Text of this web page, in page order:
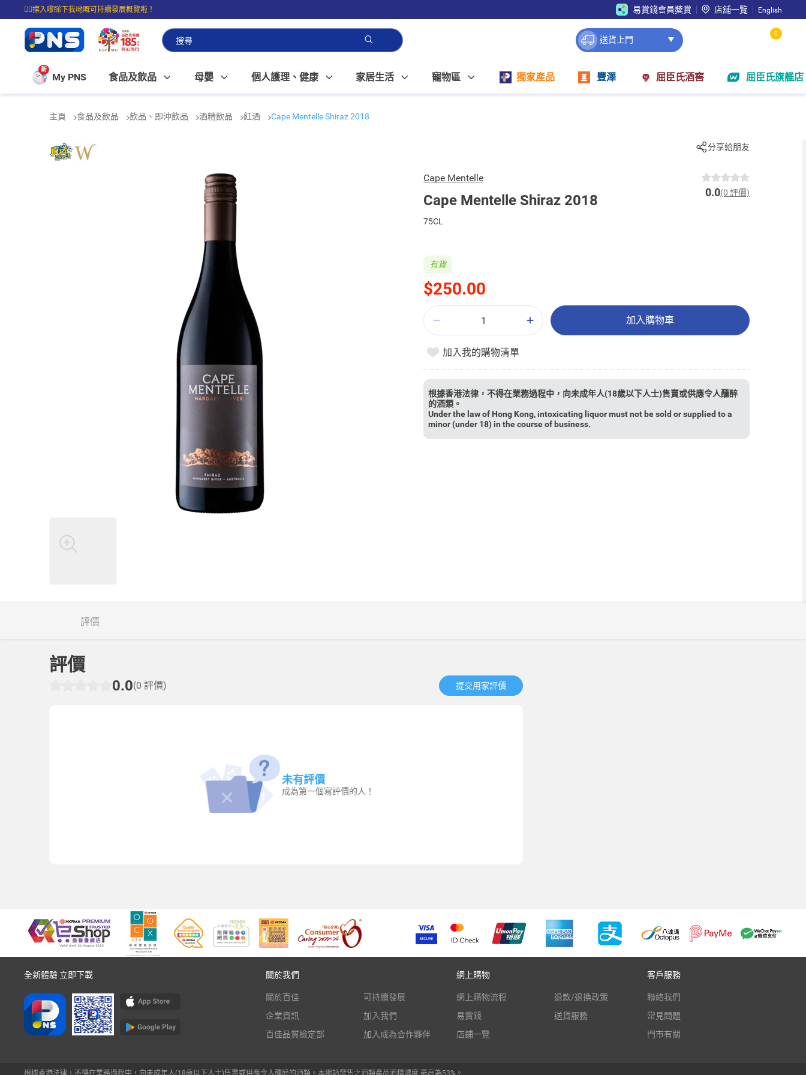
☝🏼㩒入嚟睇下我哋嘅可持續發展概覽啦！
⭐購物滿$399即享免費送貨；滿$100即可免費店取。
易賞錢會員獎賞 店舖一覽 English
送貨上門
0
新
My PNS 食品及飲品 母嬰 個人護理、健康 家居生活 寵物區 獨家產品 豐澤 屈臣氏酒窖 屈臣氏旗艦店
主頁 食品及飲品 飲品、即沖飲品 酒精飲品 紅酒 Cape Mentelle Shiraz 2018
分享給朋友
Cape Mentelle
Cape Mentelle Shiraz 2018 0.0(0 評價)
75CL
$250.00
有貨
加入購物車
加入我的購物清單
根據香港法律，不得在業務過程中，向未成年人(18歲以下人士)售賣或供應令人醺醉
的酒類。
Under the law of Hong Kong, intoxicating liquor must not be sold or supplied to a
minor (under 18) in the course of business.
評價
評價
0.0(0 評價) 提交用家評價​
未有評價
成為第一個寫評價的人！
全新體驗 立即下載 關於我們
關於百佳
企業資訊
百佳品質檢定部
可持續發展
加入我們
加入成為合作夥伴
網上購物
網上購物流程
易賞錢
店鋪一覽
退款/退換政策
送貨服務
客戶服務
聯絡我們
常見問題
門市有關
根據香港法律，不得在業務過程中，向未成年人(18歲以下人士)售賣或供應令人醺醉的酒類。本網站發售之酒類產品酒精濃度 最高為53%。